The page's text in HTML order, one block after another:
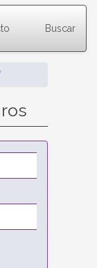
Buscar